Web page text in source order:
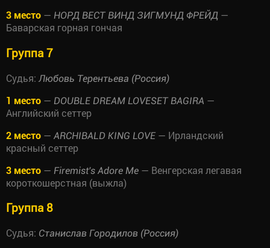
3 место — НОРД ВЕСТ ВИНД ЗИГМУНД ФРЕЙД —
Баварская горная гончая
Группа 7
Судья: Любовь Терентьева (Россия)
1 место — DOUBLE DREAM LOVESET BAGIRA —
Английский сеттер
2 место — ARCHIBALD KING LOVE — Ирландский
красный сеттер
3 место — Firemist's Adore Me — Венгерская легавая
короткошерстная (выжла)
Группа 8
Судья: Станислав Городилов (Россия)